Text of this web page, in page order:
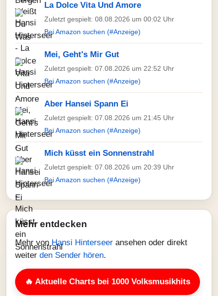
La Dolce Vita Und Amore
Zuletzt gespielt: 08.08.2026 um 00:02 Uhr
Bei Amazon suchen (#Anzeige)
Mei, Geht's Mir Gut
Zuletzt gespielt: 07.08.2026 um 22:52 Uhr
Bei Amazon suchen (#Anzeige)
Aber Hansei Spann Ei
Zuletzt gespielt: 07.08.2026 um 21:45 Uhr
Bei Amazon suchen (#Anzeige)
Mich küsst ein Sonnenstrahl
Zuletzt gespielt: 07.08.2026 um 20:39 Uhr
Bei Amazon suchen (#Anzeige)
Mehr entdecken
Mehr von Hansi Hinterseer ansehen oder direkt
weiter den Sender hören.
🔥 Aktuelle Charts bei 1000 Volksmusikhits